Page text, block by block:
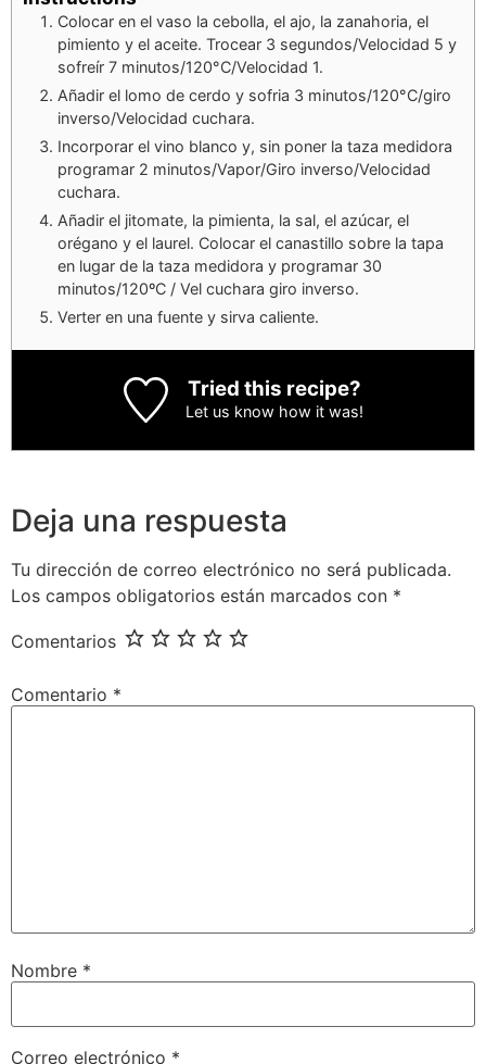
Colocar en el vaso la cebolla, el ajo, la zanahoria, el
pimiento y el aceite. Trocear 3 segundos/Velocidad 5 y
sofreír 7 minutos/120°C/Velocidad 1.
Añadir el lomo de cerdo y sofria 3 minutos/120°C/giro
inverso/Velocidad cuchara.
Incorporar el vino blanco y, sin poner la taza medidora
programar 2 minutos/Vapor/Giro inverso/Velocidad
cuchara.
Añadir el jitomate, la pimienta, la sal, el azúcar, el
orégano y el laurel. Colocar el canastillo sobre la tapa
en lugar de la taza medidora y programar 30
minutos/120ºC / Vel cuchara giro inverso.
Verter en una fuente y sirva caliente.
Tried this recipe?
Let us know how it was!
Deja una respuesta
Tu dirección de correo electrónico no será publicada.
Los campos obligatorios están marcados con *
Comentarios
Comentario *
Nombre *
Correo electrónico *